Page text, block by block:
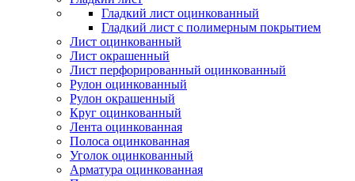
Гладкий лист оцинкованный
Гладкий лист с полимерным покрытием
Лист оцинкованный
Лист окрашенный
Лист перфорированный оцинкованный
Рулон оцинкованный
Рулон окрашенный
Круг оцинкованный
Лента оцинкованная
Полоса оцинкованная
Уголок оцинкованный
Арматура оцинкованная